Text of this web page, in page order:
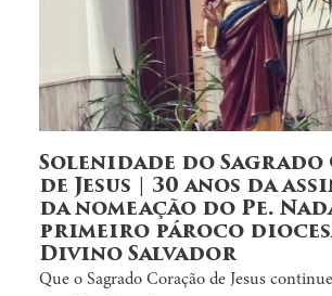
Solenidade do Sagrado
de Jesus | 30 anos da
da nomeação do Pe.
primeiro pároco
Divino Salvador
Que o Sagrado Coração de Jesus